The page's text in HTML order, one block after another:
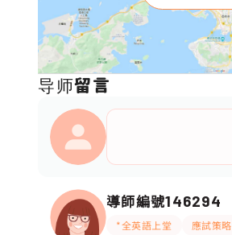
导师留言
導師編號146294
*全英語上堂 應試策略